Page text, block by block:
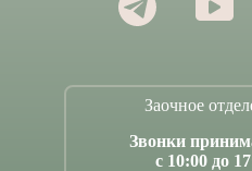
Заочное
Звонки
с 10:00 до